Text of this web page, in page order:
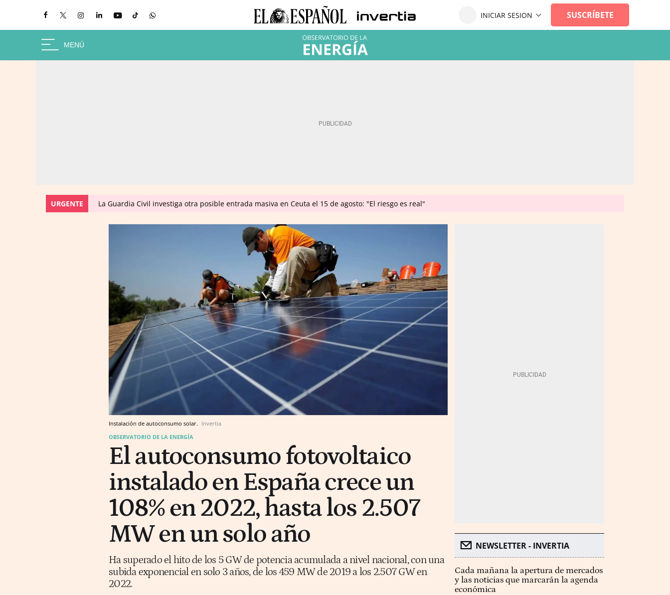
URGENTE La Guardia Civil investiga otra posible entrada masiva en Ceuta el 15 de agosto: "El riesgo es real"
Instalación de autoconsumo solar. Invertia
OBSERVATORIO DE LA ENERGÍA
El autoconsumo fotovoltaico
instalado en España crece un
108% en 2022, hasta los 2.507
MW en un solo año
Ha superado el hito de los 5 GW de potencia acumulada a nivel nacional, con una
subida exponencial en solo 3 años, de los 459 MW de 2019 a los 2.507 GW en
2022.
NEWSLETTER - INVERTIA
Cada mañana la apertura de mercados
y las noticias que marcarán la agenda
económica